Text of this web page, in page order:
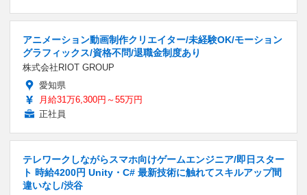
アニメーション動画制作クリエイター/未経験OK/モーション
グラフィックス/資格不問/退職金制度あり
株式会社RIOT GROUP
愛知県
月給31万6,300円～55万円
正社員
テレワークしながらスマホ向けゲームエンジニア/即日スター
ト 時給4200円 Unity・C# 最新技術に触れてスキルアップ間
違いなし/渋谷